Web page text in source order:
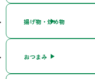
揚げ物・炒め物
おつまみ